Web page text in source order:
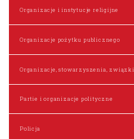
Organizacje i instytucje religijne
Organizacje pożytku publicznego
Organizacje, stowarzyszenia, związki
Partie i organizacje polityczne
Policja